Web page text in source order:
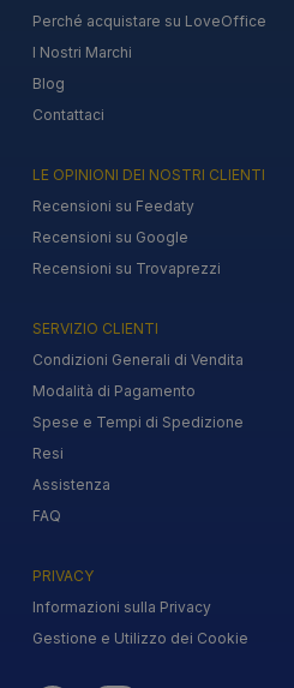
Perché acquistare su LoveOffice
I Nostri Marchi
Blog
Contattaci
LE OPINIONI DEI NOSTRI CLIENTI
Recensioni su Feedaty
Recensioni su Google
Recensioni su Trovaprezzi
SERVIZIO CLIENTI
Condizioni Generali di Vendita
Modalità di Pagamento
Spese e Tempi di Spedizione
Resi
Assistenza
FAQ
PRIVACY
Informazioni sulla Privacy
Gestione e Utilizzo dei Cookie